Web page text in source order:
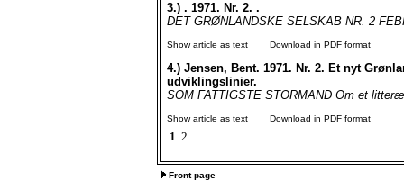
3.) . 1971. Nr. 2. .
DET GRØNLANDSKE SELSKAB NR. 2
Show article as text Download in PDF format
4.) Jensen, Bent. 1971. Nr. 2. Et nyt
udviklingslinier.
SOM FATTIGSTE STORMAND Om et
Show article as text Download in PDF format
1 2
Front page